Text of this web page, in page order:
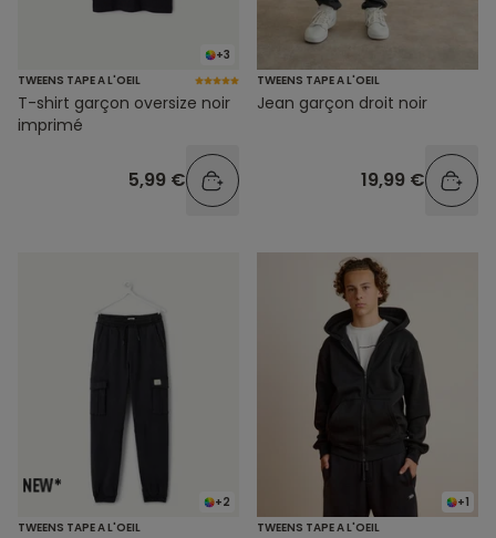
+3
TWEENS TAPE A L'OEIL
T-shirt garçon oversize noir
imprimé
5,99 €
TWEENS TAPE A L'OEIL
Jean garçon droit noir
19,99 €
+2
TWEENS TAPE A L'OEIL
+1
TWEENS TAPE A L'OEIL